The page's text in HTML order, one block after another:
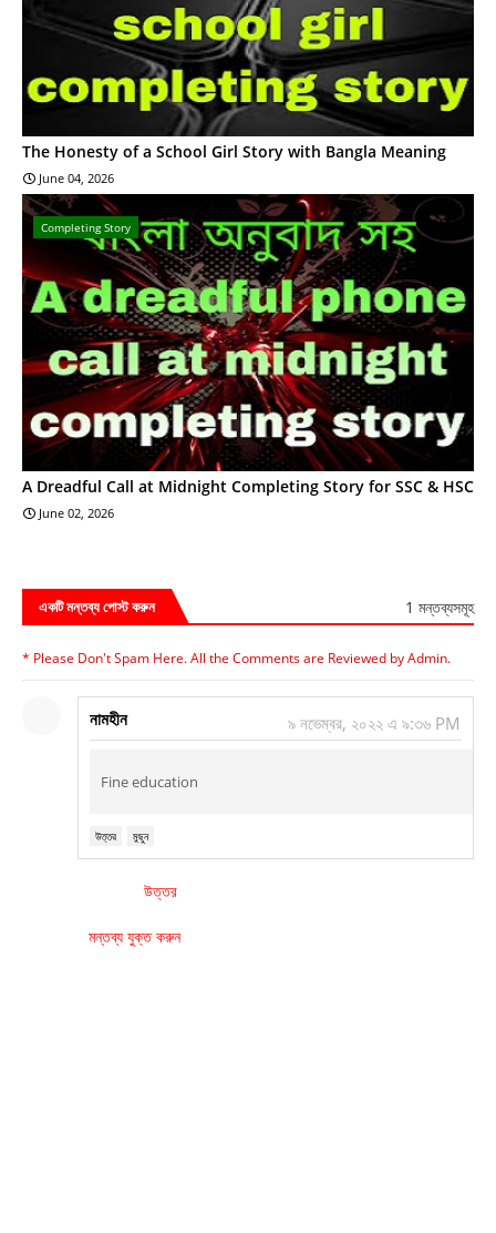
The Honesty of a School Girl Story with Bangla Meaning
June 04, 2026
Completing Story
A Dreadful Call at Midnight Completing Story for SSC & HSC
June 02, 2026
একটি মন্তব্য পোস্ট করুন 1 মন্তব্যসমূহ
* Please Don't Spam Here. All the Comments are Reviewed by Admin.
নামহীন ৯ নভেম্বর, ২০২২ এ ৯:৩৬ PM
Fine education
উত্তর মুছুন
উত্তর
মন্তব্য যুক্ত করুন